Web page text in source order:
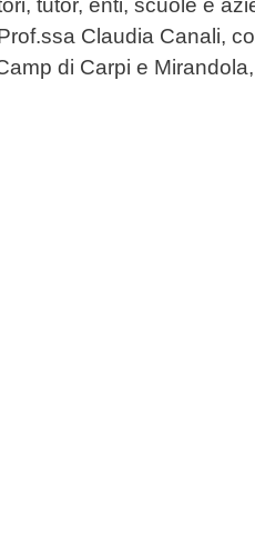
tutor, enti, scuole e
Claudia Canali,
di Carpi e